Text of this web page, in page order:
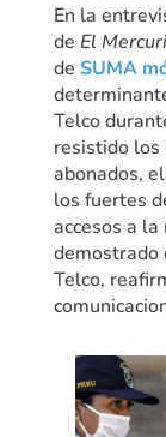
En la
de El
de SUMA
Telco
resistido los
abonados,
los fuertes
accesos a
demostrado
Telco,